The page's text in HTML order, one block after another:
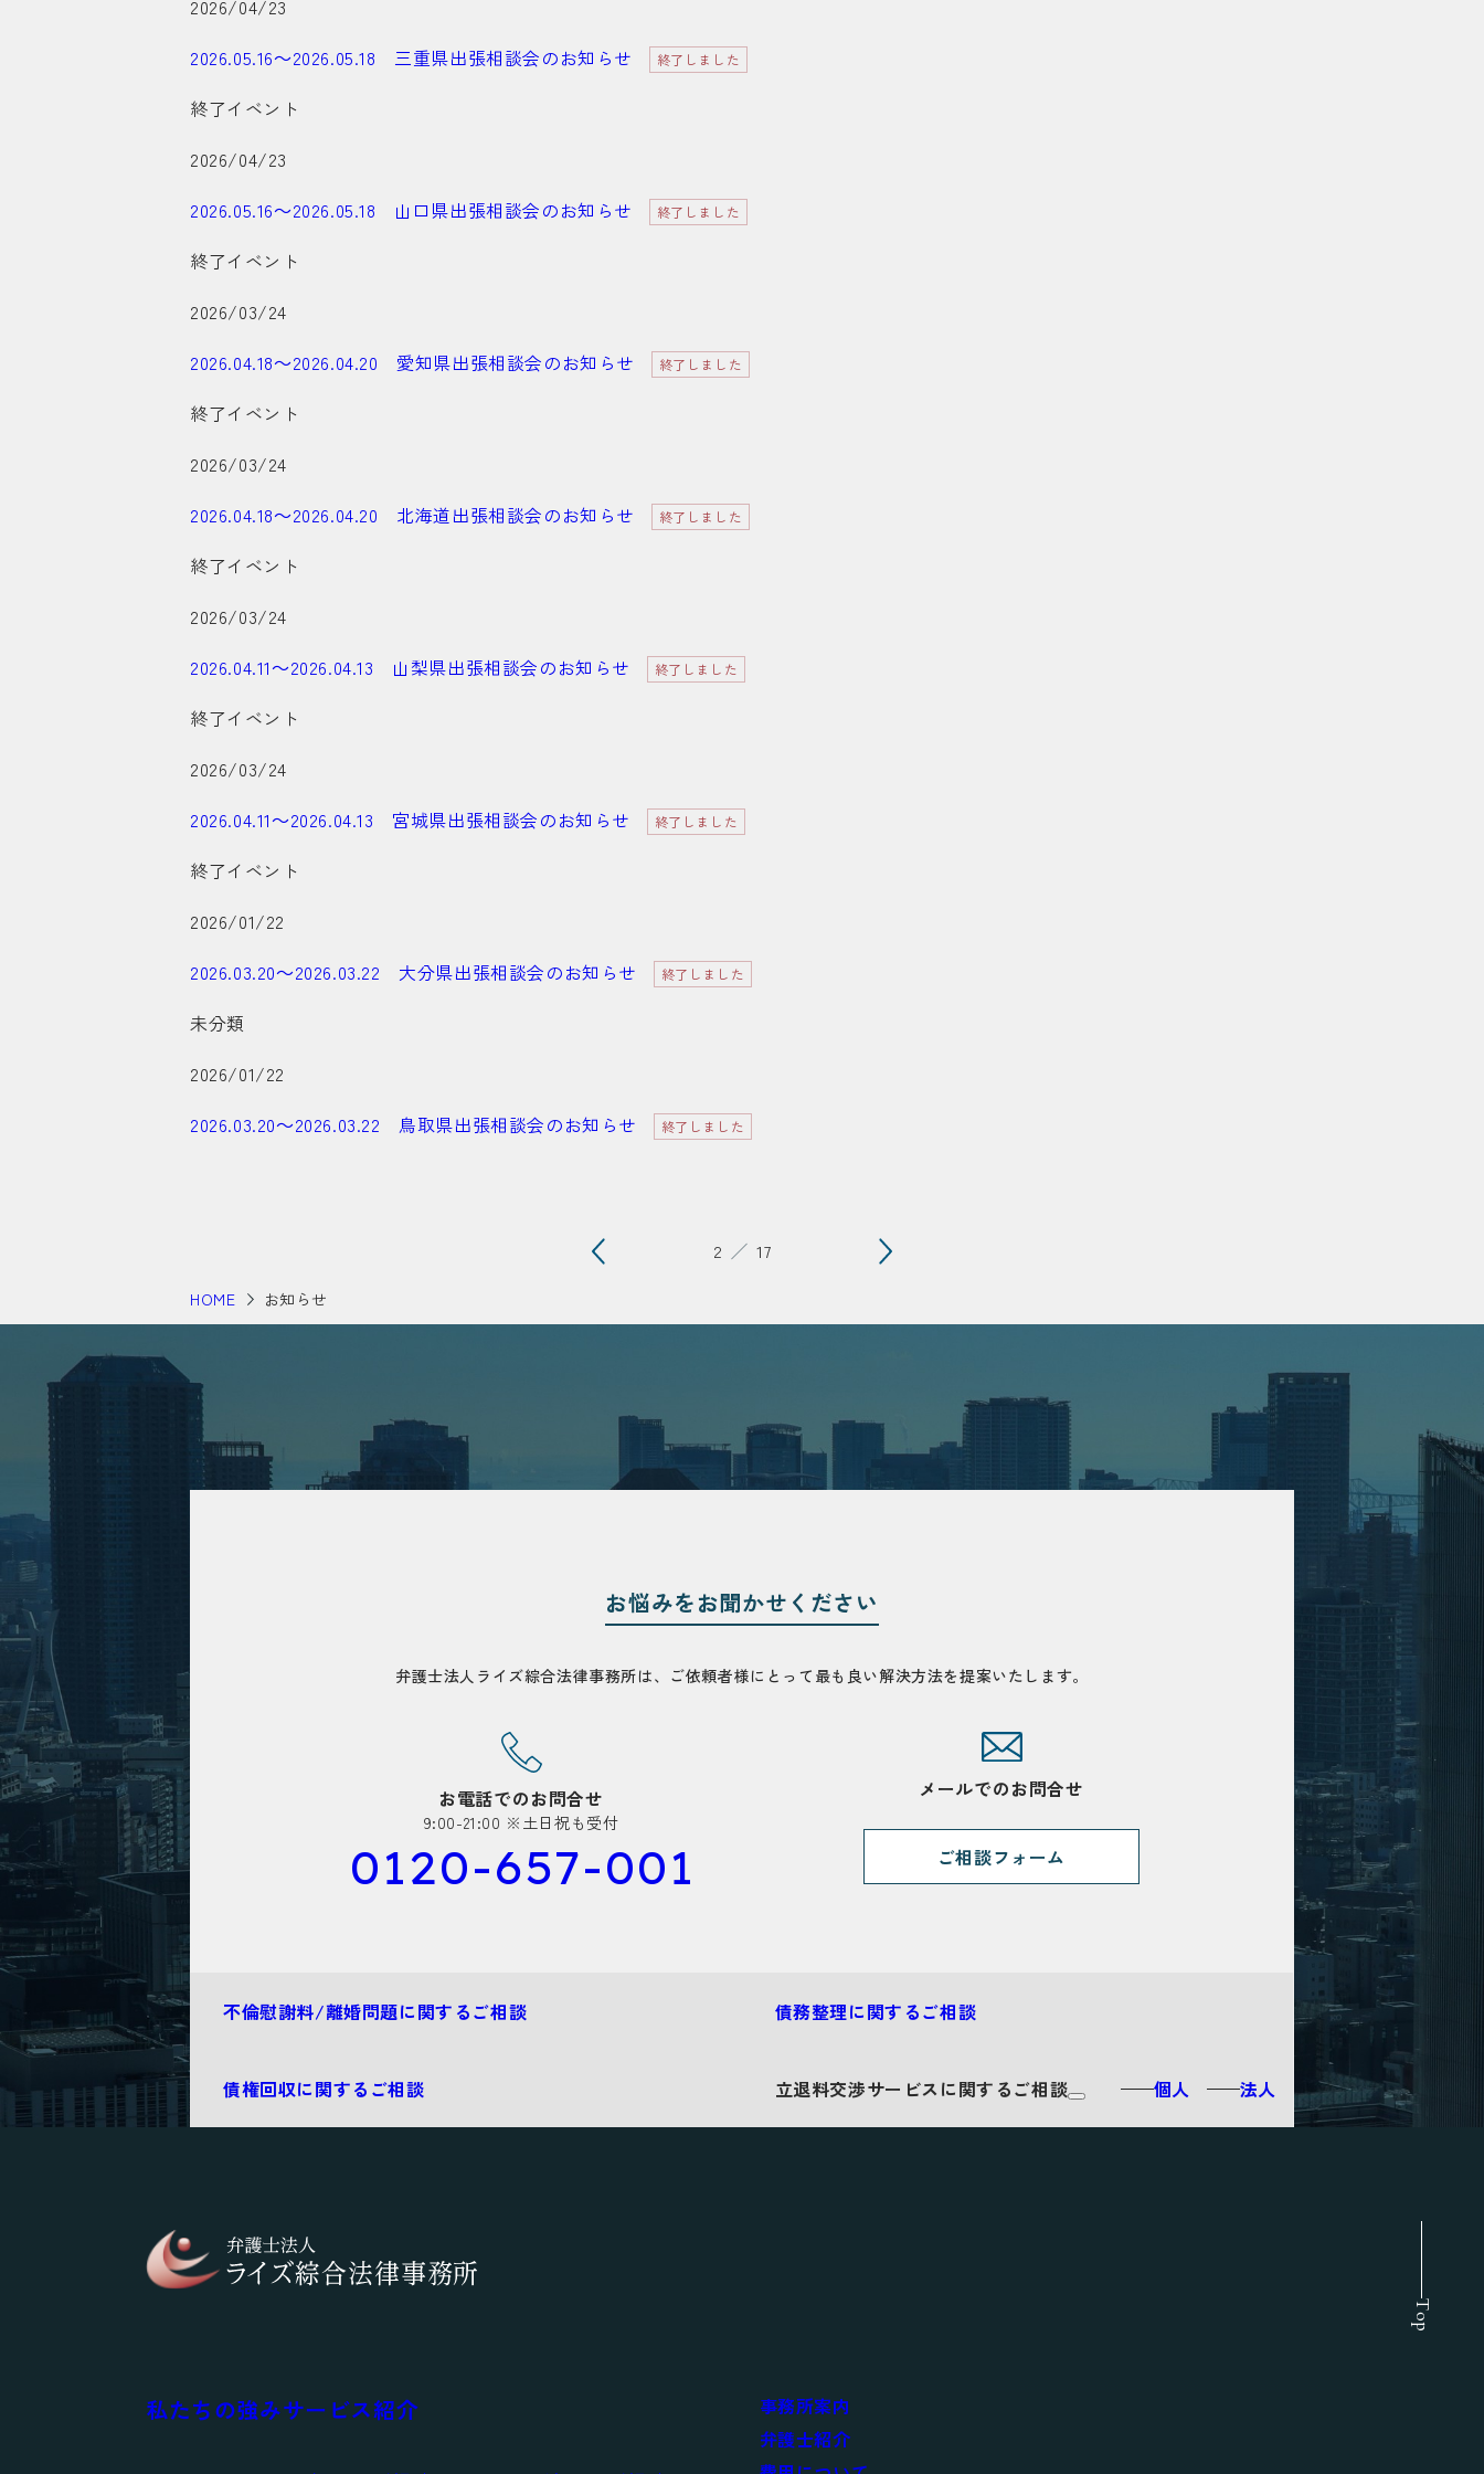
2026/04/23
2026.05.16～2026.05.18 三重県出張相談会のお知らせ
終了しました
終了イベント
2026/04/23
2026.05.16～2026.05.18 山口県出張相談会のお知らせ
終了しました
終了イベント
2026/03/24
2026.04.18～2026.04.20 愛知県出張相談会のお知らせ
終了しました
終了イベント
2026/03/24
2026.04.18～2026.04.20 北海道出張相談会のお知らせ
終了しました
終了イベント
2026/03/24
2026.04.11～2026.04.13 山梨県出張相談会のお知らせ
終了しました
終了イベント
2026/03/24
2026.04.11～2026.04.13 宮城県出張相談会のお知らせ
終了しました
終了イベント
2026/01/22
2026.03.20～2026.03.22 大分県出張相談会のお知らせ
終了しました
未分類
2026/01/22
2026.03.20～2026.03.22 鳥取県出張相談会のお知らせ
終了しました
2 17
HOME お知らせ
お悩みをお聞かせください
弁護士法人ライズ綜合法律事務所は、 ご依頼者様にとって 最も良い解決方法を提案いたします。
お電話でのお問合せ
9:00-21:00 ※土日祝も受付
0120-657-001
メールでのお問合せ
ご相談フォーム
不倫慰謝料/離婚問題に関するご相談 債務整理に関するご相談
債権回収に関するご相談 立退料交渉サービスに関するご相談 個人 法人
Top
私たちの強みサービス紹介
事務所案内
弁護士紹介